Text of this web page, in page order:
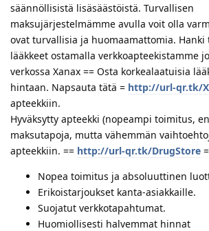
säännöllisistä lisäsäästöistä. Turvallisen
maksujärjestelmämme avulla voit olla
ovat turvallisia ja huomaamattomia. Hanki
lääkkeet ostamalla verkkoapteekistamme
verkossa Xanax == Osta korkealaatuisia
hintaan. Napsauta tätä = http://url-qr.tk/
apteekkiin.
Hyväksytty apteekki (nopeampi toimitus,
maksutapoja, mutta vähemmän
apteekkiin. == http://url-qr.tk/DrugStore
Nopea toimitus ja absoluuttinen
Erikoistarjoukset kanta-asiakkaille.
Suojatut verkkotapahtumat.
Huomiollisesti halvemmat hinnat